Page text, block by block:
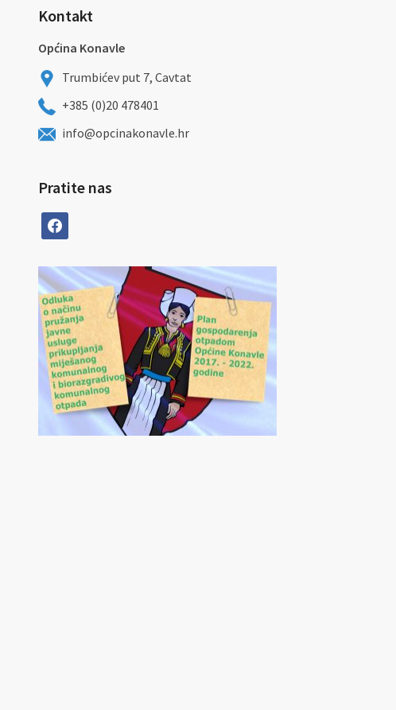
Kontakt
Općina Konavle
Trumbićev put 7, Cavtat
+385 (0)20 478401
info@opcinakonavle.hr
Pratite nas
facebook